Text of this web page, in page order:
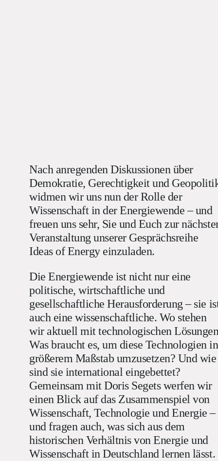
Nach anregenden Diskussionen über
Demokratie, Gerechtigkeit und
widmen wir uns nun der Rolle der
Wissenschaft in der Energiewende – und
freuen uns sehr, Sie und Euch zur
Veranstaltung unserer Gesprächsreihe
Ideas of Energy einzuladen.
Die Energiewende ist nicht nur eine
politische, wirtschaftliche und
gesellschaftliche Herausforderung – sie
auch eine wissenschaftliche. Wo stehen
wir aktuell mit technologischen
Was braucht es, um diese Technologien in
größerem Maßstab umzusetzen? Und wie
sind sie international eingebettet?
Gemeinsam mit Doris Segets werfen wir
einen Blick auf das Zusammenspiel von
Wissenschaft, Technologie und Energie –
und fragen auch, was sich aus dem
historischen Verhältnis von Energie und
Wissenschaft in Deutschland lernen lässt.